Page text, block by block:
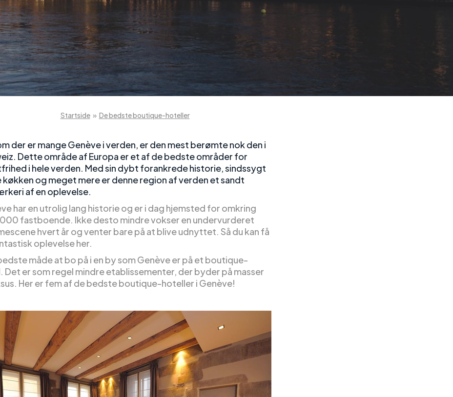
Startside » De bedste boutique-hoteller
der er mange Genève i verden, er den mest berømte nok den i
Dette område af Europa er et af de bedste områder for
i hele verden. Med sin dybt forankrede historie, sindssygt
køkken og meget mere er denne region af verden et sandt
af en oplevelse.
har en utrolig lang historie og er i dag hjemsted for omkring
fastboende. Ikke desto mindre vokser en undervurderet
hvert år og venter bare på at blive udnyttet. Så du kan få
oplevelse her.
måde at bo på i en by som Genève er på et boutique-
Det er som regel mindre etablissementer, der byder på masser
Her er fem af de bedste boutique-hoteller i Genève!